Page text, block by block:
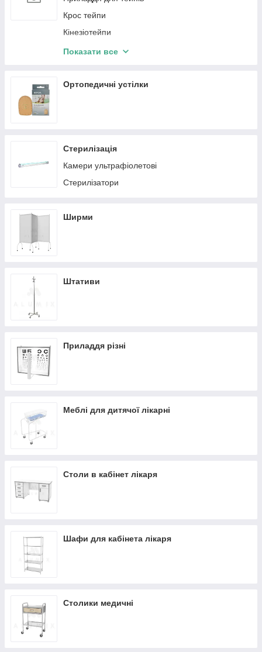
Крос тейпи
Кінезіотейпи
Спортивне тейпування
Біомеханічне та динамічне тейпування
Показати все
Ортопедичні устілки
Стерилізація
Камери ультрафіолетові
Стерилізатори
Ширми
Штативи
Приладдя різні
Меблі для дитячої лікарні
Столи в кабінет лікаря
Шафи для кабінета лікаря
Столики медичні